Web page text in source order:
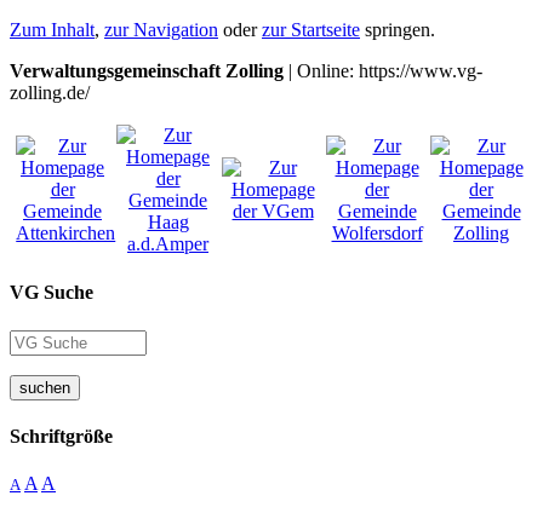
Zum Inhalt, zur Navigation oderzur Startseite springen.
Verwaltungsgemeinschaft Zolling | Online: https://www.vg-
zolling.de/
VG Suche
suchen
Schriftgröße
A A A